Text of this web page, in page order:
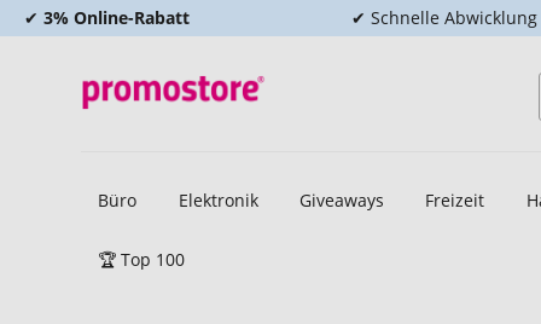
✔ 3% Online-Rabatt ✔ Schnelle Abwicklung
Büro Elektronik Giveaways Freizeit
🏆 Top 100